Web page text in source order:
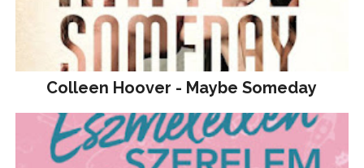
Colleen Hoover - Maybe Someday